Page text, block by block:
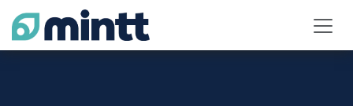
Se rendre au contenu